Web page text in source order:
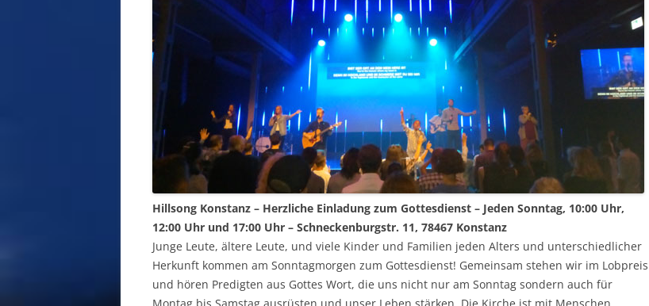
Hillsong Konstanz – Herzliche Einladung zum Gottesdienst – Jeden Sonntag, 10:00 Uhr,
12:00 Uhr und 17:00 Uhr – Schneckenburgstr. 11, 78467 Konstanz
Junge Leute, ältere Leute, und viele Kinder und Familien jeden Alters und unterschiedlicher
Herkunft kommen am Sonntagmorgen zum Gottesdienst! Gemeinsam stehen wir im Lobpreis
und hören Predigten aus Gottes Wort, die uns nicht nur am Sonntag sondern auch für